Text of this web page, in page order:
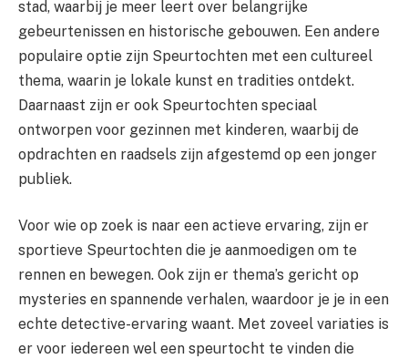
stad, waarbij je meer leert over belangrijke
gebeurtenissen en historische gebouwen. Een andere
populaire optie zijn Speurtochten met een cultureel
thema, waarin je lokale kunst en tradities ontdekt.
Daarnaast zijn er ook Speurtochten speciaal
ontworpen voor gezinnen met kinderen, waarbij de
opdrachten en raadsels zijn afgestemd op een jonger
publiek.
Voor wie op zoek is naar een actieve ervaring, zijn er
sportieve Speurtochten die je aanmoedigen om te
rennen en bewegen. Ook zijn er thema’s gericht op
mysteries en spannende verhalen, waardoor je je in een
echte detective-ervaring waant. Met zoveel variaties is
er voor iedereen wel een speurtocht te vinden die